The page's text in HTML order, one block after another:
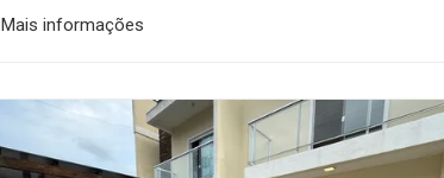
Mais informações